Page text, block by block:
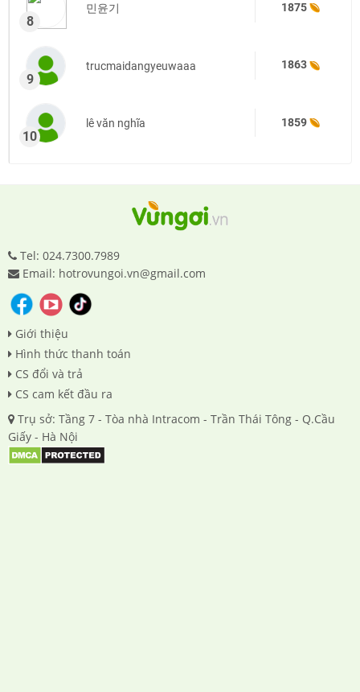
8
민윤기 1875
9
trucmaidangyeuwaaa 1863
10
lê văn nghĩa 1859
Tel: 024.7300.7989
Email: hotrovungoi.vn@gmail.com
Giới thiệu
Hình thức thanh toán
CS đổi và trả
CS cam kết đầu ra
Trụ sở: Tầng 7 - Tòa nhà Intracom - Trần Thái Tông - Q.Cầu
Giấy - Hà Nội